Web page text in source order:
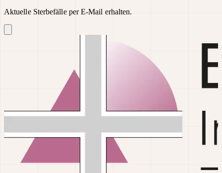
Aktuelle Sterbefälle per E-Mail erhalten.